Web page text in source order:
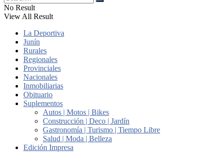
No Result
View All Result
La Deportiva
Junín
Rurales
Regionales
Provinciales
Nacionales
Inmobiliarias
Obituario
Suplementos
Autos | Motos | Bikes
Construcción | Deco | Jardín
Gastronomía | Turismo | Tiempo Libre
Salud | Moda | Belleza
Edición Impresa